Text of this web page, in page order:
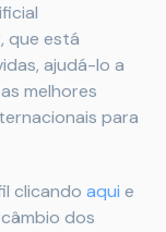
, que está
ajudá-lo a
melhores
para
clicando aqui e
dos